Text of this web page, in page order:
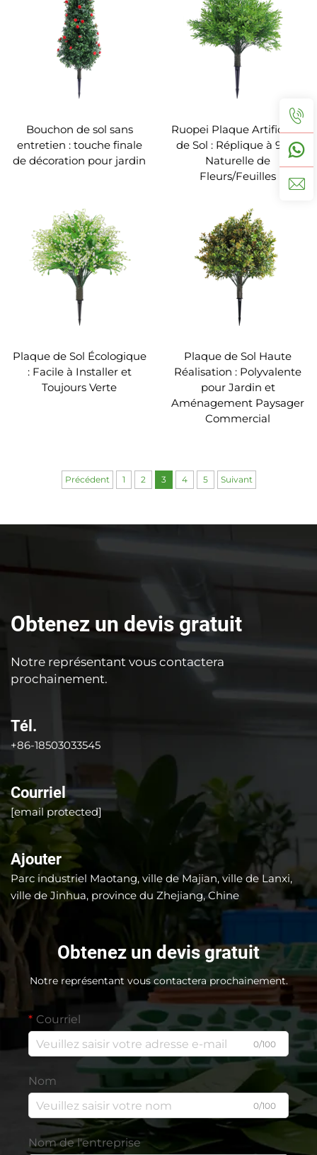
Bouchon de sol sans
entretien : touche finale
de décoration pour jardin
Ruopei Plaque Artificielle
de Sol : Réplique à 99 %
Naturelle de
Fleurs/Feuilles
Plaque de Sol Écologique
: Facile à Installer et
Toujours Verte
Plaque de Sol Haute
Réalisation : Polyvalente
pour Jardin et
Aménagement Paysager
Commercial
Précédent 1 2 3 4 5 Suivant
Obtenez un devis gratuit
Notre représentant vous contactera
prochainement.
Tél.
+86-18503033545
Courriel
[email protected]
Ajouter
Parc industriel Maotang, ville de Majian, ville de Lanxi,
ville de Jinhua, province du Zhejiang, Chine
Obtenez un devis gratuit
Notre représentant vous contactera prochainement.
Courriel
0/100
Nom
0/100
Nom de l'entreprise